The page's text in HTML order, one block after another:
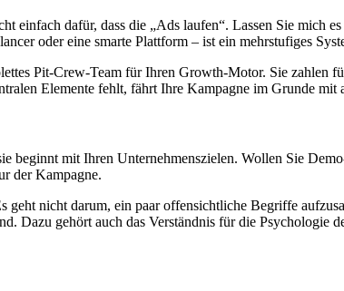
einfach dafür, dass die „Ads laufen“. Lassen Sie mich
oder eine smarte Plattform – ist ein mehrstufiges
Pit-Crew-Team für Ihren Growth-Motor. Sie zahlen
Elemente fehlt, fährt Ihre Kampagne im Grunde
beginnt mit Ihren Unternehmenszielen. Wollen Sie
der Kampagne.
geht nicht darum, ein paar offensichtliche Begriffe
Dazu gehört auch das Verständnis für die Psychologie